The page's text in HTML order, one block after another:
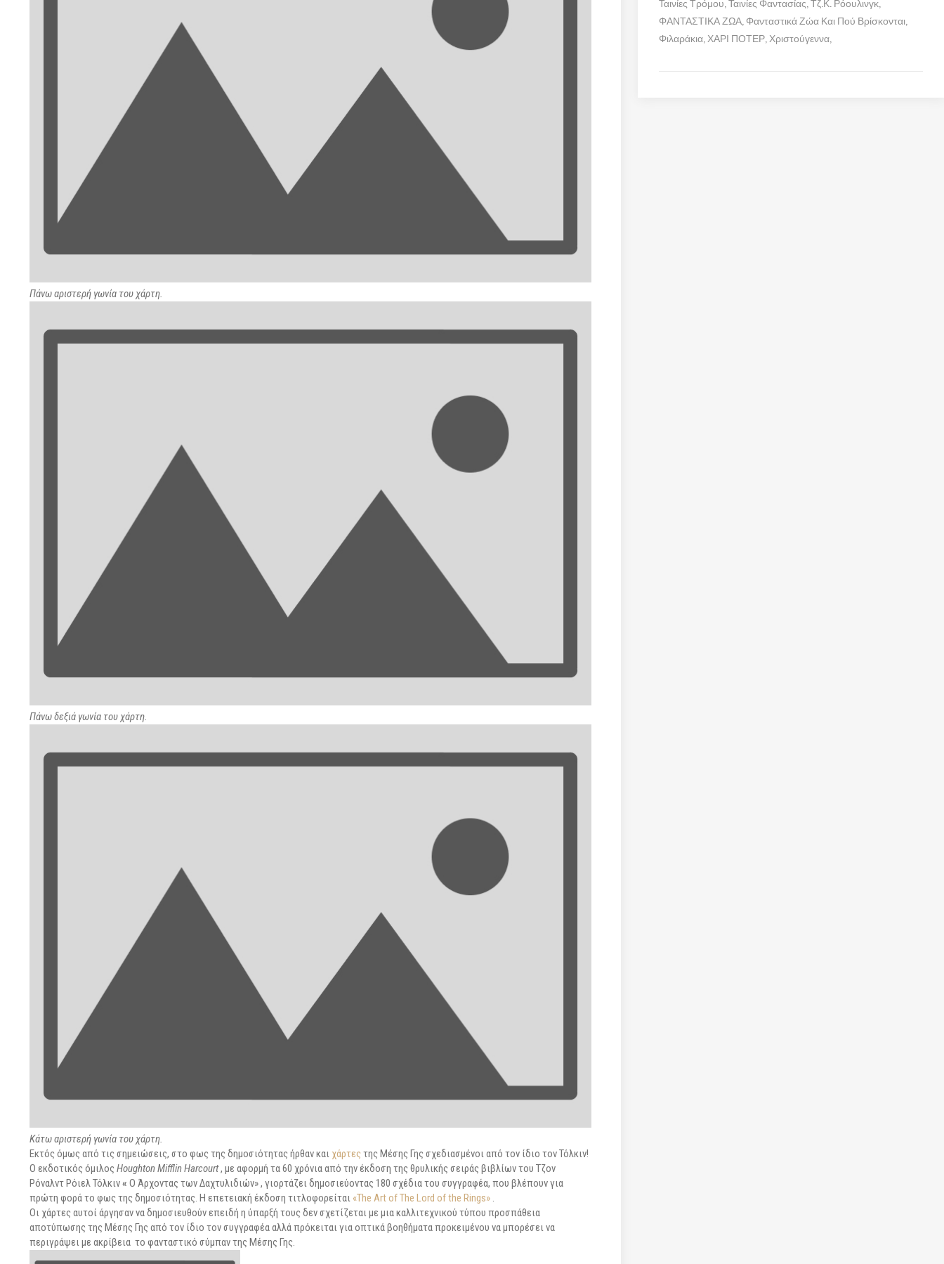
Πάνω αριστερή γωνία του χάρτη.
Πάνω δεξιά γωνία του χάρτη.
Κάτω αριστερή γωνία του χάρτη.
Εκτός όμως από τις σημειώσεις, στο φως της δημοσιότητας ήρθαν καιχάρτες της Μέσης Γης σχεδιασμένοι από τον ίδιο τον Τόλκιν!
Ο εκδοτικός όμιλος Houghton MifflinHarcourt, με αφορμή τα 60 χρόνια από την έκδοση της θρυλικής σειράς βιβλίων του Τζον
Ρόναλντ Ρόιελ Τόλκιν« Ο Άρχοντας των Δαχτυλιδιών» , γιορτάζει δημοσιεύοντας 180 σχέδια του συγγραφέα, που βλέπουν για
πρώτη φορά το φως της δημοσιότητας. Η επετειακή έκδοση τιτλοφορείται «The Art of The Lord of the Rings» .
Οι χάρτες αυτοί άργησαν να δημοσιευθούν επειδή η ύπαρξή τους δεν σχετίζεται με μια καλλιτεχνικού τύπου προσπάθεια
αποτύπωσης της Μέσης Γης από τον ίδιο τον συγγραφέα αλλά πρόκειται για οπτικά βοηθήματα προκειμένου να μπορέσει να
περιγράψει με ακρίβεια το φανταστικό σύμπαν της Μέσης Γης.
ΦΑΝΤΑΣΤΙΚΑ ΖΩΑ Φανταστικά Ζώα Και Πού Βρίσκονται
Φιλαράκια ΧΑΡΙ ΠΟΤΕΡ Χριστούγεννα